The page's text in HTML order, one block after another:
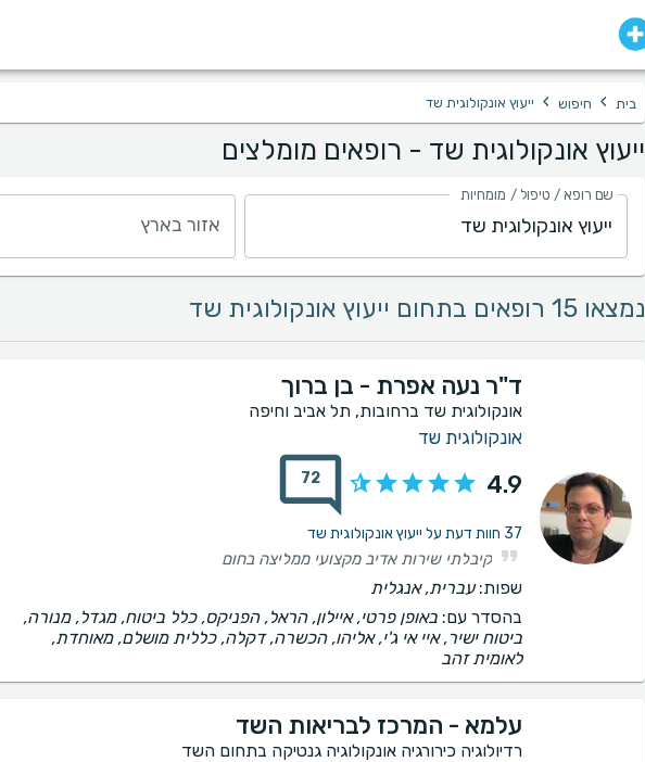
בית › חיפוש › ייעוץ אונקולוגית שד
ייעוץ אונקולוגית שד - רופאים מומלצים
שם רופא / טיפול / מומחיות
אזור בארץ
נמצאו 15 רופאים בתחום ייעוץ אונקולוגית שד
ד"ר נעה אפרת - בן ברוך
אונקולוגית שד ברחובות, תל אביב וחיפה
אונקולוגית שד
4.9
72
37 חוות דעת על ייעוץ אונקולוגית שד
קיבלתי שירות אדיב מקצועי ממליצה בחום
שפות:עברית, אנגלית
בהסדר עם: באופן פרטי, איילון, הראל, הפניקס, כלל ביטוח, מגדל, מנורה,
ביטוח ישיר, איי אי ג'י, אליהו, הכשרה, דקלה, כללית מושלם, מאוחדת,
לאומית זהב
עלמא - המרכז לבריאות השד
רדיולוגיה כירורגיה אונקולוגיה גנטיקה בתחום השד